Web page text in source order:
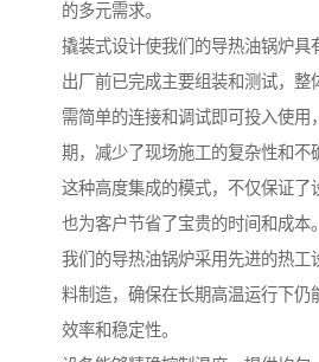
的多元需求。
撬装式设计使我们的导热油锅炉具
出厂前已完成主要组装和测试，整
需简单的连接和调试即可投入使用
期，减少了现场施工的复杂性和不
这种高度集成的模式，不仅保证了
也为客户节省了宝贵的时间和成本。
我们的导热油锅炉采用先进的热工
料制造，确保在长期高温运行下仍
效率和稳定性。